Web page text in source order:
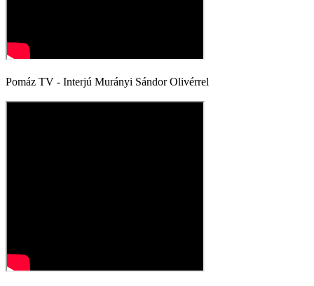
Pomáz TV - Interjú Murányi Sándor Olivérrel